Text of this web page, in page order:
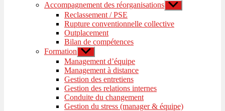
Accompagnement des réorganisations Afficher
le
menu
Reclassement / PSE
Rupture conventionnelle collective
Outplacement
Bilan de compétences
Formation Afficher
le
sous-
menu
Management d’équipe
Management à distance
Gestion des entretiens
Gestion des relations internes
Conduite du changement
Gestion du stress (manager & équipe)